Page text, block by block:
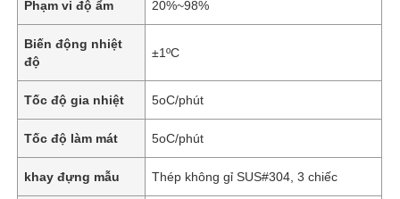
Phạm vi độ ẩm 20%~98%
Biến động nhiệt
độ
±1ºC
Tốc độ gia nhiệt 5oC/phút
Tốc độ làm mát 5oC/phút
khay đựng mẫu Thép không gỉ SUS#304, 3 chiếc